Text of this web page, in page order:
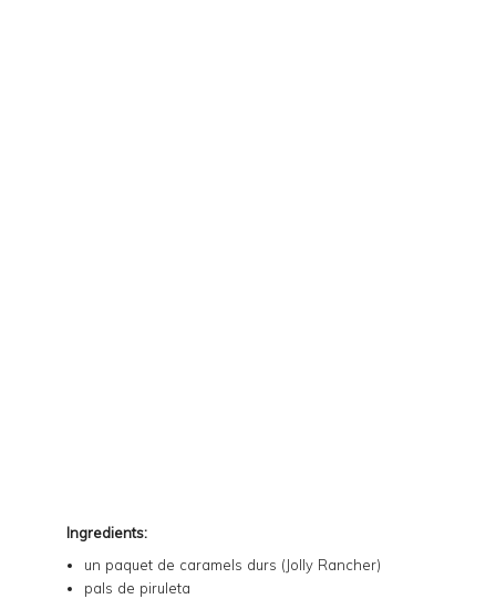
Ingredients:
un paquet de caramels durs (Jolly Rancher)
pals de piruleta